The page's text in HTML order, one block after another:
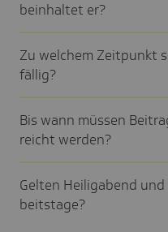
beinhaltet er?
Zu welchem Zeit­punkt
fällig?
Bis wann müssen
reicht werden?
Gelten Heilig­abend
beits­tage?